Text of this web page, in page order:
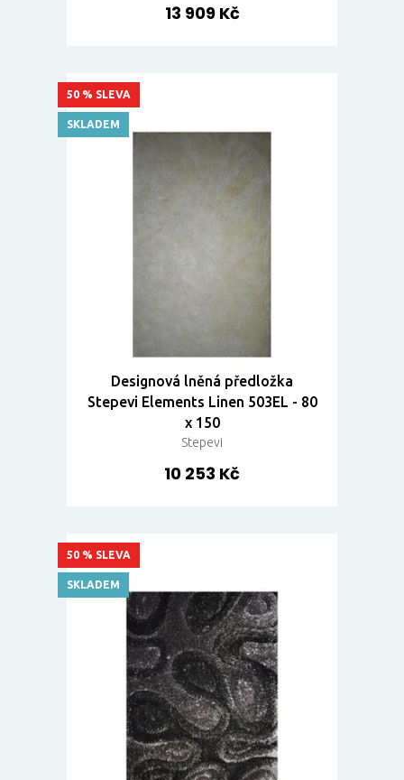
13 909 Kč
Designová lněná předložka
Stepevi Elements Linen 503EL - 80
x 150
Stepevi
10 253 Kč
50 % SLEVA
SKLADEM
50 % SLEVA
SKLADEM